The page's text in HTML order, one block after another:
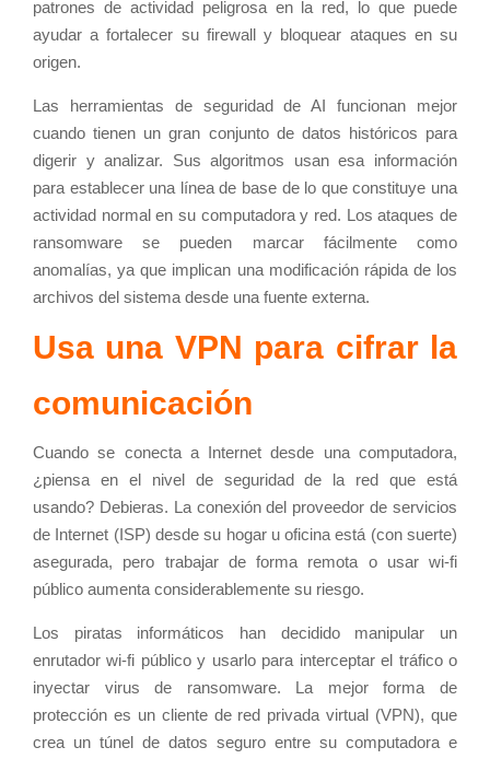
patrones de actividad peligrosa en la red, lo que puede
ayudar a fortalecer su firewall y bloquear ataques en su
origen.
Las herramientas de seguridad de AI funcionan mejor
cuando tienen un gran conjunto de datos históricos para
digerir y analizar. Sus algoritmos usan esa información
para establecer una línea de base de lo que constituye una
actividad normal en su computadora y red. Los ataques de
ransomware se pueden marcar fácilmente como
anomalías, ya que implican una modificación rápida de los
archivos del sistema desde una fuente externa.
Usa una VPN para cifrar la
comunicación
Cuando se conecta a Internet desde una computadora,
¿piensa en el nivel de seguridad de la red que está
usando? Debieras. La conexión del proveedor de servicios
de Internet (ISP) desde su hogar u oficina está (con suerte)
asegurada, pero trabajar de forma remota o usar wi-fi
público aumenta considerablemente su riesgo.
Los piratas informáticos han decidido manipular un
enrutador wi-fi público y usarlo para interceptar el tráfico o
inyectar virus de ransomware. La mejor forma de
protección es un cliente de red privada virtual (VPN), que
crea un túnel de datos seguro entre su computadora e